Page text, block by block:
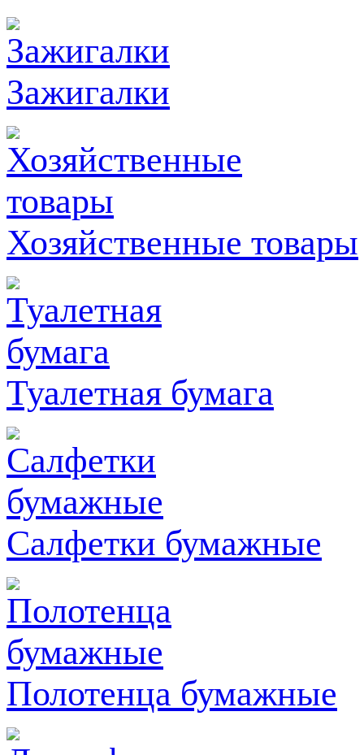
Зажигалки
Хозяйственные товары
Туалетная бумага
Салфетки бумажные
Полотенца бумажные